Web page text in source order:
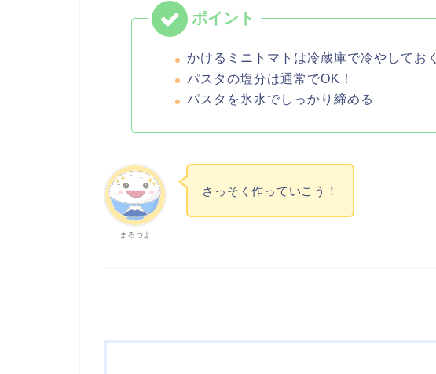
かけるミニトマトは冷蔵庫で冷やしておく
パスタの塩分は通常でOK！
パスタを氷水でしっかり締める
まるつよ
さっそく作っていこう！